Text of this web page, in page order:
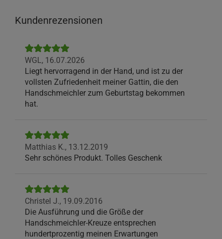
Kundenrezensionen
WGL, 16.07.2026
Liegt hervorragend in der Hand, und ist zu der
vollsten Zufriedenheit meiner Gattin, die den
Handschmeichler zum Geburtstag bekommen
hat.
Matthias K., 13.12.2019
Sehr schönes Produkt. Tolles Geschenk
Christel J., 19.09.2016
Die Ausführung und die Größe der
Handschmeichler-Kreuze entsprechen
hundertprozentig meinen Erwartungen